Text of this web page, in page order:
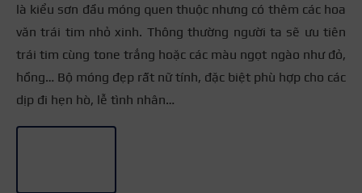
là kiểu sơn đầu móng quen thuộc nhưng có thêm các hoa
văn trái tim nhỏ xinh. Thông thường người ta sẽ ưu tiên
trái tim cùng tone trắng hoặc các màu ngọt ngào như đỏ,
hồng… Bộ móng đẹp rất nữ tính, đặc biệt phù hợp cho các
dịp đi hẹn hò, lễ tình nhân…